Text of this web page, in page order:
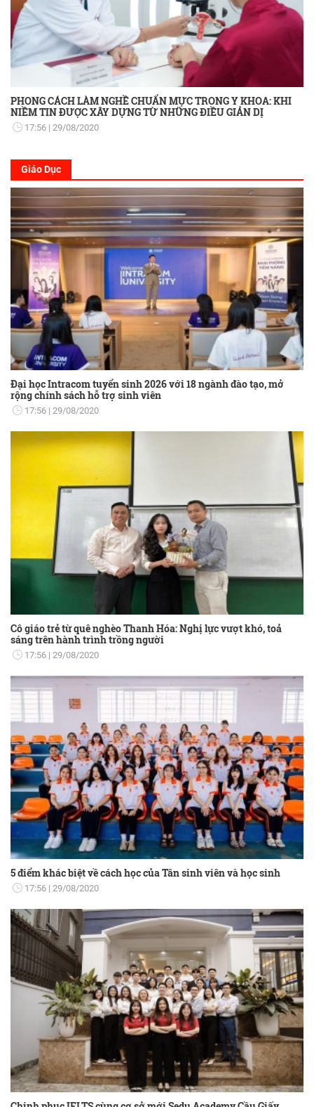
PHONG CÁCH LÀM NGHỀ CHUẨN MỰC TRONG Y KHOA: KHI
NIỀM TIN ĐƯỢC XÂY DỰNG TỪ NHỮNG ĐIỀU GIẢN DỊ
17:56 29/08/2020
Giáo Dục
Đại học Intracom tuyển sinh 2026 với 18 ngành đào tạo, mở
rộng chính sách hỗ trợ sinh viên
17:56 29/08/2020
Cô giáo trẻ từ quê nghèo Thanh Hóa: Nghị lực vượt khó, toả
sáng trên hành trình trồng người
17:56 29/08/2020
5 điểm khác biệt về cách học của Tân sinh viên và học sinh
17:56 29/08/2020